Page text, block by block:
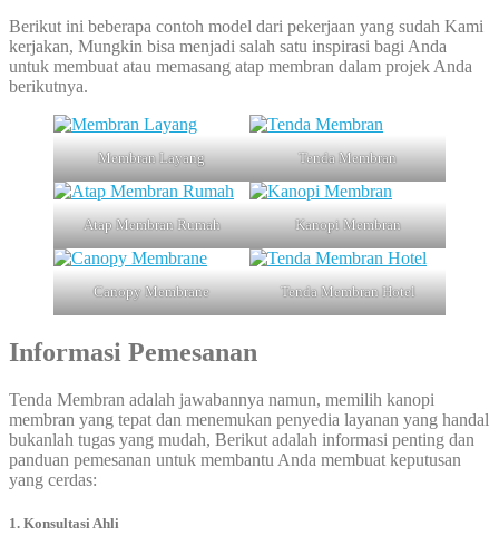
Berikut ini beberapa contoh model dari pekerjaan yang sudah Kami
kerjakan, Mungkin bisa menjadi salah satu inspirasi bagi Anda
untuk membuat atau memasang atap membran dalam projek Anda
berikutnya.
Membran Layang Tenda Membran
Atap Membran Rumah Kanopi Membran
Canopy Membrane Tenda Membran Hotel
Informasi Pemesanan
Tenda Membran adalah jawabannya namun, memilih kanopi
membran yang tepat dan menemukan penyedia layanan yang handal
bukanlah tugas yang mudah, Berikut adalah informasi penting dan
panduan pemesanan untuk membantu Anda membuat keputusan
yang cerdas:
1. Konsultasi Ahli